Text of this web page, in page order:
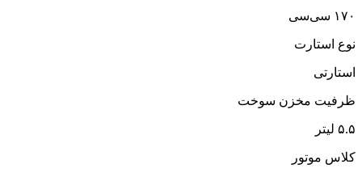
۱۷۰ سی‌سی
نوع استارت
استارتی
ظرفیت مخزن سوخت
۵.۵ لیتر
کلاس موتور